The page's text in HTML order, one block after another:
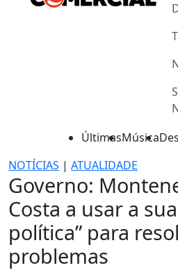
ÚltimasMúsica
NOTÍCIAS | ATUALIDADE
Governo:
Costa a usar a
política” para
problemas